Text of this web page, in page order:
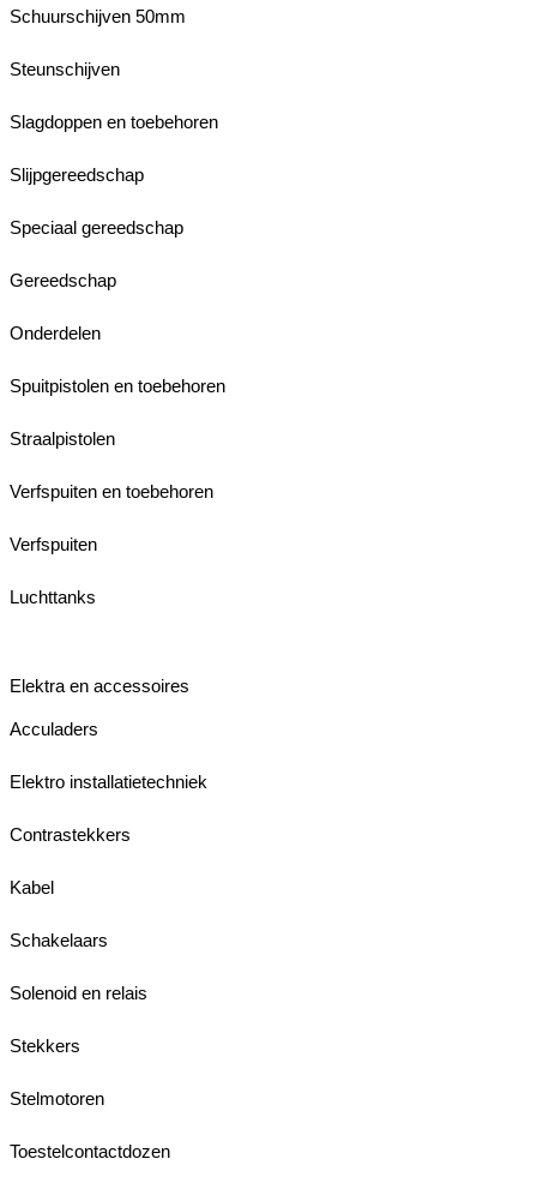
Schuurschijven 50mm
Steunschijven
Slagdoppen en toebehoren
Slijpgereedschap
Speciaal gereedschap
Gereedschap
Onderdelen
Spuitpistolen en toebehoren
Straalpistolen
Verfspuiten en toebehoren
Verfspuiten
Luchttanks
Elektra en accessoires
Acculaders
Elektro installatietechniek
Contrastekkers
Kabel
Schakelaars
Solenoid en relais
Stekkers
Stelmotoren
Toestelcontactdozen